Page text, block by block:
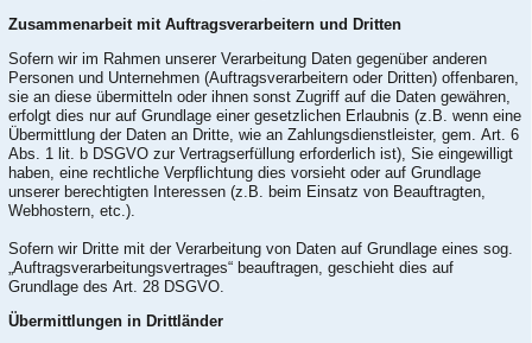
Zusammenarbeit mit Auftragsverarbeitern und Dritten
Sofern wir im Rahmen unserer Verarbeitung Daten gegenüber anderen
Personen und Unternehmen (Auftragsverarbeitern oder Dritten) offenbaren,
sie an diese übermitteln oder ihnen sonst Zugriff auf die Daten gewähren,
erfolgt dies nur auf Grundlage einer gesetzlichen Erlaubnis (z.B. wenn eine
Übermittlung der Daten an Dritte, wie an Zahlungsdienstleister, gem. Art. 6
Abs. 1 lit. b DSGVO zur Vertragserfüllung erforderlich ist), Sie eingewilligt
haben, eine rechtliche Verpflichtung dies vorsieht oder auf Grundlage
unserer berechtigten Interessen (z.B. beim Einsatz von Beauftragten,
Webhostern, etc.).
Sofern wir Dritte mit der Verarbeitung von Daten auf Grundlage eines sog.
„Auftragsverarbeitungsvertrages“ beauftragen, geschieht dies auf
Grundlage des Art. 28 DSGVO.
Übermittlungen in Drittländer